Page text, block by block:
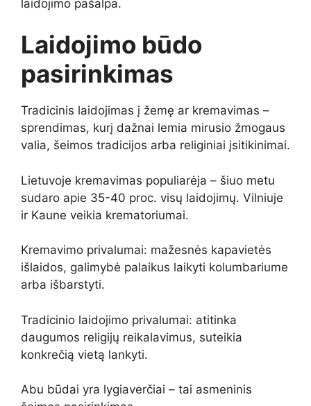
laidojimo pašalpa.
Laidojimo būdo
pasirinkimas
Tradicinis laidojimas į žemę ar kremavimas –
sprendimas, kurį dažnai lemia mirusio žmogaus
valia, šeimos tradicijos arba religiniai įsitikinimai.
Lietuvoje kremavimas populiarėja – šiuo metu
sudaro apie 35-40 proc. visų laidojimų. Vilniuje
ir Kaune veikia krematoriumai.
Kremavimo privalumai: mažesnės kapavietės
išlaidos, galimybė palaikus laikyti kolumbariume
arba išbarstyti.
Tradicinio laidojimo privalumai: atitinka
daugumos religijų reikalavimus, suteikia
konkrečią vietą lankyti.
Abu būdai yra lygiaverčiai – tai asmeninis